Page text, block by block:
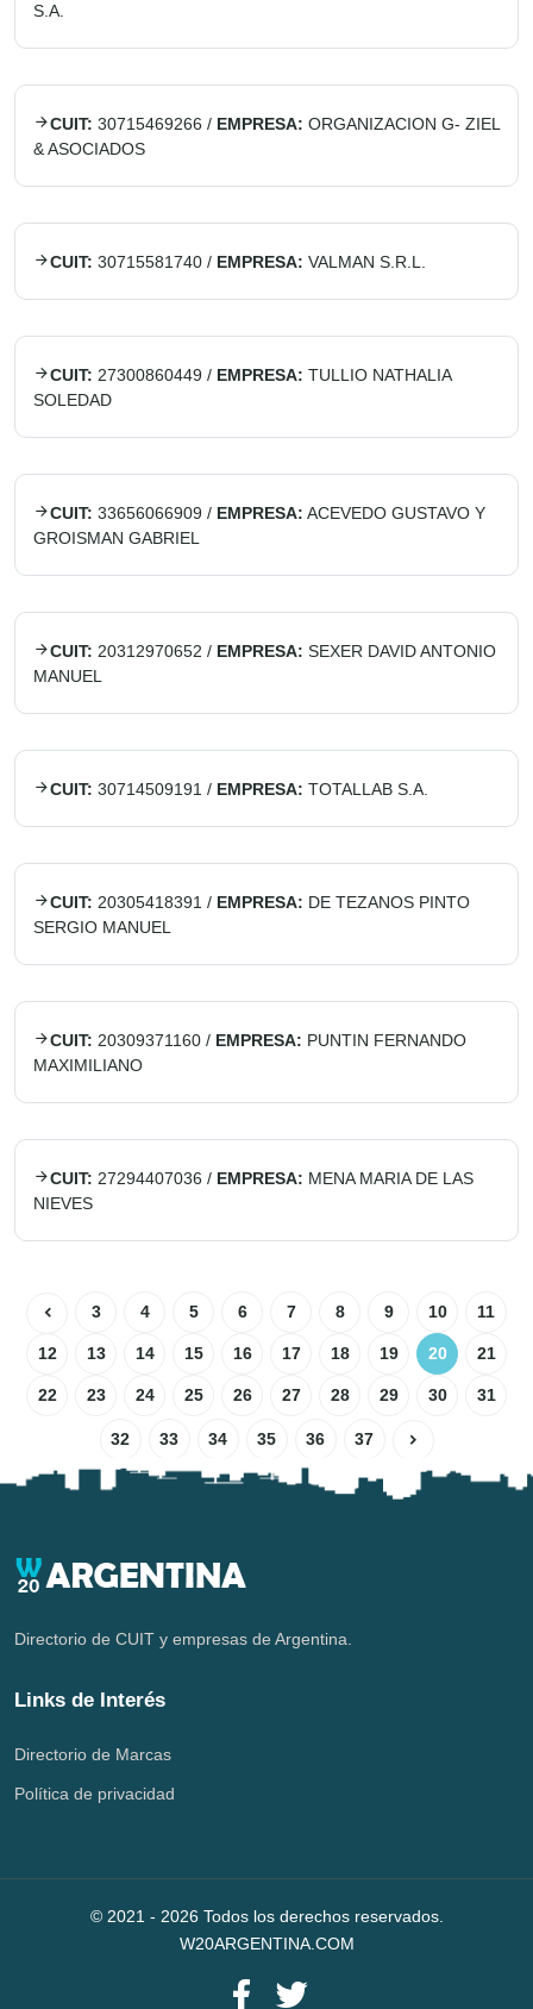
S.A.
CUIT: 30715469266 / EMPRESA: ORGANIZACION G- ZIEL
& ASOCIADOS
CUIT: 30715581740 / EMPRESA: VALMAN S.R.L.
CUIT: 27300860449 / EMPRESA: TULLIO NATHALIA
SOLEDAD
CUIT: 33656066909 / EMPRESA: ACEVEDO GUSTAVO Y
GROISMAN GABRIEL
CUIT: 20312970652 / EMPRESA: SEXER DAVID ANTONIO
MANUEL
CUIT: 30714509191 / EMPRESA: TOTALLAB S.A.
CUIT: 20305418391 / EMPRESA: DE TEZANOS PINTO
SERGIO MANUEL
CUIT: 20309371160 / EMPRESA: PUNTIN FERNANDO
MAXIMILIANO
CUIT: 27294407036 / EMPRESA: MENA MARIA DE LAS
NIEVES
3 4 5 6 7 8 9 10 11
12 13 14 15 16 17 18 19 20 21
22 23 24 25 26 27 28 29 30 31
32 33 34 35 36 37
Directorio de CUIT y empresas de Argentina.
Links de Interés
Directorio de Marcas
Política de privacidad
© 2021 - 2026 Todos los derechos reservados.
W20ARGENTINA.COM